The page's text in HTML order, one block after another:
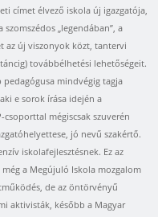
címet élvező iskola új igazgatója,
„legendában”, a
az új viszonyok közt, tantervi
továbbélhetési lehetőségeit.
mindvégig tagja
e sorok írása idején a
mégiscsak szuverén
jó nevű szakértő.
iskolafejlesztésnek. Ez az
a Megújuló Iskola mozgalom
de az öntörvényű
aktivisták, később a Magyar